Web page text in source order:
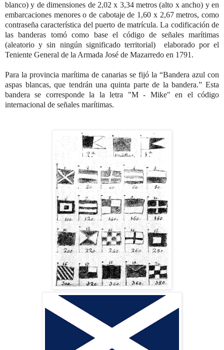
blanco) y de dimensiones de 2,02 x 3,34 metros (alto x ancho) y en
embarcaciones menores o de cabotaje de 1,60 x 2,67 metros, como
contraseña característica del puerto de matrícula. La codificación de
las banderas tomó como base el código de señales marítimas
(aleatorio y sin ningún significado territorial) elaborado por el
Teniente General de la Armada José de Mazarredo en 1791.
Para la provincia marítima de canarias se fijó la “Bandera azul con
aspas blancas, que tendrán una quinta parte de la bandera.” Esta
bandera se corresponde la la letra "M - Mike" en el código
internacional de señales marítimas.